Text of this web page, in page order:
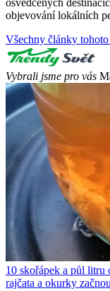
objevování lokálních
Všechny články
Vybrali jsme pro vás
10 skořápek a půl litru
rajčata a okurky